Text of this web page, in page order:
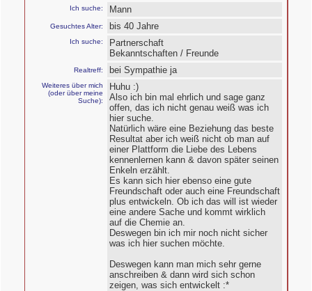
Ich suche: Mann
Gesuchtes Alter: bis 40 Jahre
Ich suche:
Partnerschaft
Bekanntschaften / Freunde
Realtreff: bei Sympathie ja
Weiteres über mich
(oder über meine
Suche):
Huhu :)
Also ich bin mal ehrlich und sage ganz
offen, das ich nicht genau weiß was ich
hier suche.
Natürlich wäre eine Beziehung das beste
Resultat aber ich weiß nicht ob man auf
einer Plattform die Liebe des Lebens
kennenlernen kann & davon später seinen
Enkeln erzählt.
Es kann sich hier ebenso eine gute
Freundschaft oder auch eine Freundschaft
plus entwickeln. Ob ich das will ist wieder
eine andere Sache und kommt wirklich
auf die Chemie an.
Deswegen bin ich mir noch nicht sicher
was ich hier suchen möchte.
Deswegen kann man mich sehr gerne
anschreiben & dann wird sich schon
zeigen, was sich entwickelt :*